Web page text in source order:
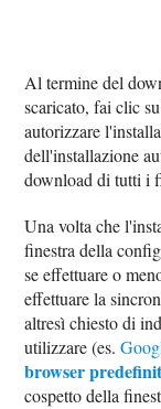
Al termine del
scaricato, fai clic
autorizzare
dell'installazione
download di tutti i
Una volta che
finestra della
se effettuare o
effettuare la
altresì chiesto di
utilizzare (es.
browser
cospetto della